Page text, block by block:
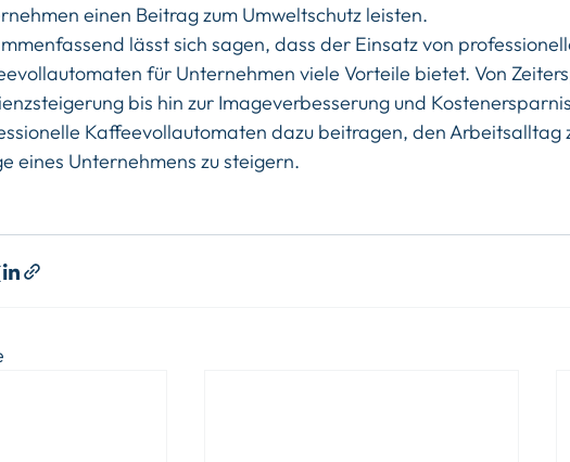
einen Beitrag zum Umweltschutz leisten.
lässt sich sagen, dass der Einsatz von
für Unternehmen viele Vorteile bietet. Von
bis hin zur Imageverbesserung und
Kaffeevollautomaten dazu beitragen, den Arbeitsalltag
eines Unternehmens zu steigern.